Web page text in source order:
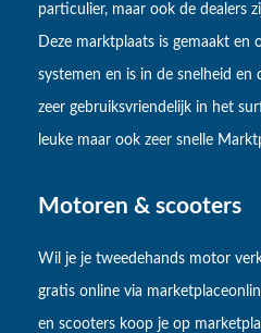
particulier, maar ook de dealers
Deze marktplaats is gemaakt en
systemen en is in de snelheid en
zeer gebruiksvriendelijk in het
leuke maar ook zeer snelle
Motoren & scooters
Wil je je tweedehands motor
gratis online via
en scooters koop je op